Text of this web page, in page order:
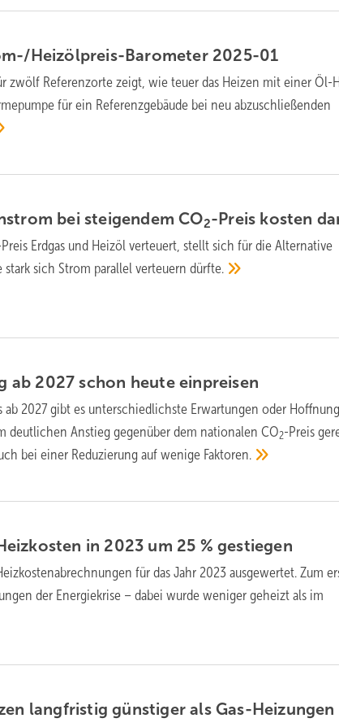
Heizöl­preis-Barometer 2025-01
zwölf Referenz­orte zeigt, wie teuer das Hei­zen mit einer Öl-
für ein Referenz­ge­bäude bei neu ab­zu­schlie­ßen­den
bei stei­gen­dem CO2-Preis kosten
Erd­gas und Heiz­öl ver­teuert, stellt sich für die Alter­na­tive
stark sich Strom parallel verteuerndürfte.
ab 2027 schon heute einpreisen
ab 2027 gibt es unterschiedlichste Erwartungen oder
deutlichen Anstieg gegenüber dem nationalen CO2-Preis
bei einer Reduzierung auf wenige Faktoren.
in 2023 um 25 %gestiegen
für das Jahr 2023 ausgewertet. Zum
der Energiekrise – dabei wurde weniger geheizt als im
langfristig günstiger alsGas-Heizungen